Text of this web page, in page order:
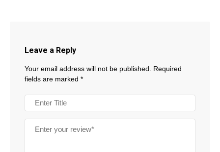
Leave a Reply
Your email address will not be published.
Required
fields are marked *